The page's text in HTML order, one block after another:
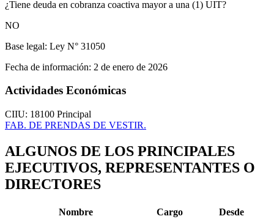
¿Tiene deuda en cobranza coactiva mayor a una (1) UIT?
NO
Base legal: Ley N° 31050
Fecha de información: 2 de enero de 2026
Actividades Económicas
CIIU: 18100 Principal
FAB. DE PRENDAS DE VESTIR.
ALGUNOS DE LOS PRINCIPALES
EJECUTIVOS, REPRESENTANTES O
DIRECTORES
Nombre Cargo
Desde